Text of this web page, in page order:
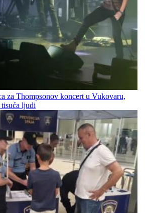
za Thompsonov koncert u Vukovaru,
ljudi